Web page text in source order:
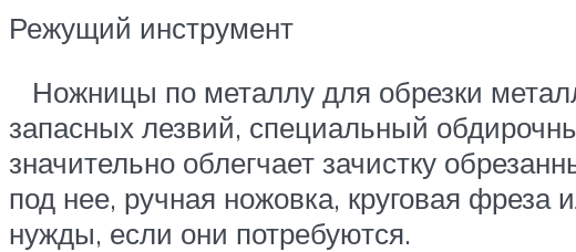
Режущий инструмент
Ножницы по металлу для обрезки
запасных лезвий, специальный
значительно облегчает зачистку
под нее, ручная ножовка, круговая фреза
нужды, если они потребуются.